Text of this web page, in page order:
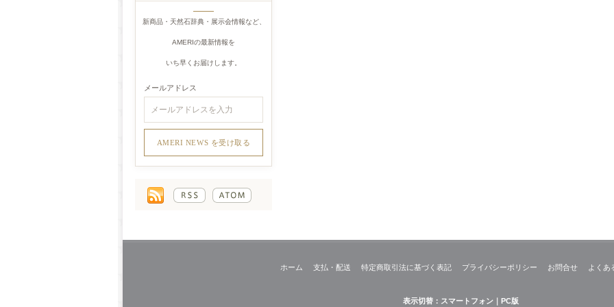
新商品・天然石辞典・展示会情報など、
AMERIの最新情報を
いち早くお届けします。
メールアドレス
ホーム 支払・配送 特定商取引法に基づく表記 プライバシーポリシー お問合せ よくあ
表示切替： スマートフォン｜PC版